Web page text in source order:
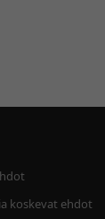
koskevat ehdot